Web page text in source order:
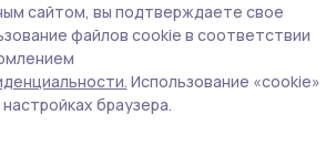
сайтом, вы подтверждаете свое
файлов cookie в соответствии
Использование «cookie»
браузера.